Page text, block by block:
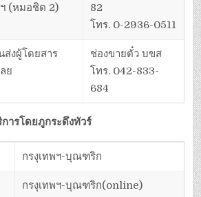
ฯ (หมอชิต 2)
82
โทร. 0-2936-0511
ส่งผู้โดยสาร
ย
ช่องขายตั๋ว บขส
โทร. 042-833-
684
ารโดยภูกระดึงทัวร์
กรงุเทพฯ-บุณฑริก
กรงุเทพฯ-บุณฑริก(online)